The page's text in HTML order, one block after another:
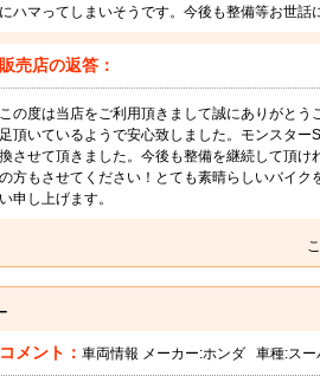
にハマってしまいそうです。今後も整備等お世話
販売店の返答：
この度は当店をご利用頂きまして誠にありがと
足頂いているようで安心致しました。モンスタ
換させて頂きました。今後も整備を継続して頂
の方もさせてください！とても素晴らしいバイ
い申し上げます。
コメント： 車両情報 メーカー:ホンダ 車種:スー